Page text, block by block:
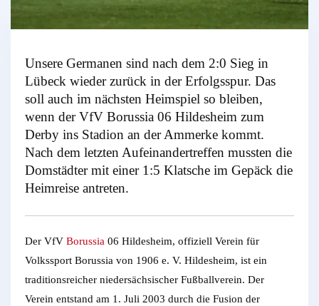
Unsere Germanen sind nach dem 2:0 Sieg in
Lübeck wieder zurück in der Erfolgsspur. Das
soll auch im nächsten Heimspiel so bleiben,
wenn der VfV Borussia 06 Hildesheim zum
Derby ins Stadion an der Ammerke kommt.
Nach dem letzten Aufeinandertreffen mussten die
Domstädter mit einer 1:5 Klatsche im Gepäck die
Heimreise antreten.
Der VfV Borussia 06 Hildesheim, offiziell Verein für
Volkssport Borussia von 1906 e. V. Hildesheim, ist ein
traditionsreicher niedersächsischer Fußballverein. Der
Verein entstand am 1. Juli 2003 durch die Fusion der